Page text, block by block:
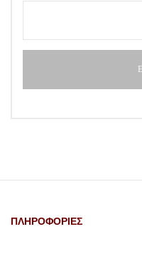
ΠΛΗΡΟΦΟΡΙΕΣ